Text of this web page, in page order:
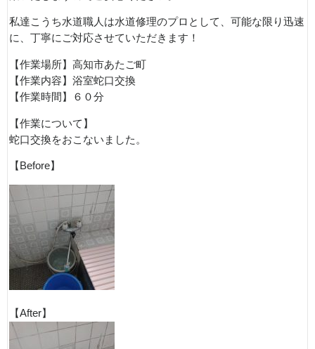
私達こうち水道職人は水道修理のプロとして、可能な限り迅速
に、丁寧にご対応させていただきます！
【作業場所】高知市あたご町
【作業内容】浴室蛇口交換
【作業時間】６０分
【作業について】
蛇口交換をおこないました。
【Before】
【After】